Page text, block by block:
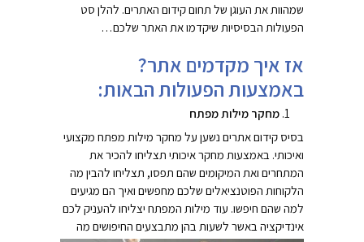
שמהוות את העוגן של תחום קידום האתרים. להלן סט
הפעולות הבסיסיות שיקדמו את האתר שלכם…
אז איך מקדמים אתר?
באמצעות הפעולות הבאות:
מחקר מילות מפתח
בסיס קידום אתרים נשען על מחקר מילות מפתח מקצועי
ואיכותי. באמצעות מחקר איכותי תצליחו להכיר את
המתחרים ואת המיקומים שהם תפסו, תצליחו להבין מה
הלקוחות הפוטנציאלים שלכם מחפשים ואיך הם מגיעים
למה שהם חיפשו. עוד מילות המפתח יצליחו להעניק לכם
אינדיקציה באשר לשעות בהן מתבצעים החיפושים מה